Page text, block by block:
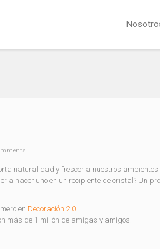
naturalidad y frescor a nuestros
hacer uno en un recipiente de cristal? Un
en Decoración 2.0.
más de 1 millón de amigas y amigos.